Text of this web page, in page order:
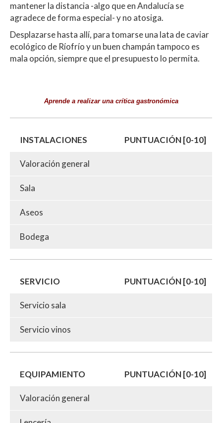
mantener la distancia -algo que en Andalucía se
agradece de forma especial- y no atosiga.
Desplazarse hasta allí, para tomarse una lata de caviar
ecológico de Ríofrío y un buen champán tampoco es
mala opción, siempre que el presupuesto lo permita.
Aprende a realizar una crítica gastronómica
INSTALACIONES PUNTUACIÓN [0-10]
Valoración general
Sala
Aseos
Bodega
SERVICIO PUNTUACIÓN [0-10]
Servicio sala
Servicio vinos
EQUIPAMIENTO PUNTUACIÓN [0-10]
Valoración general